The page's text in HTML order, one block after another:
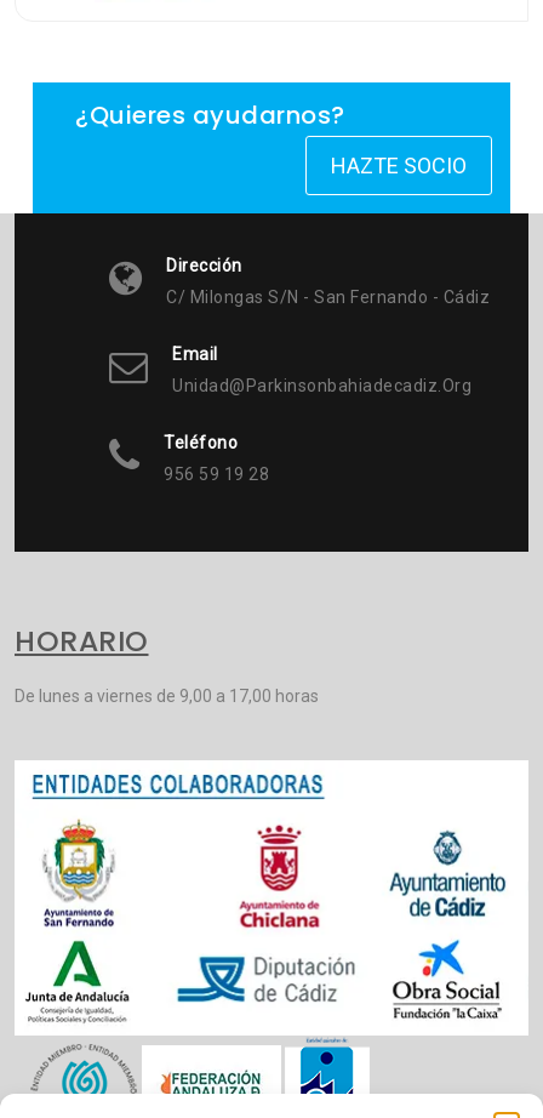
¿Quieres ayudarnos?
HAZTE SOCIO
Dirección
C/ Milongas S/n - San Fernando - Cádiz
Email
Unidad@parkinsonbahiadecadiz.org
Teléfono
956 59 19 28
HORARIO
De lunes a viernes de 9,00 a 17,00 horas